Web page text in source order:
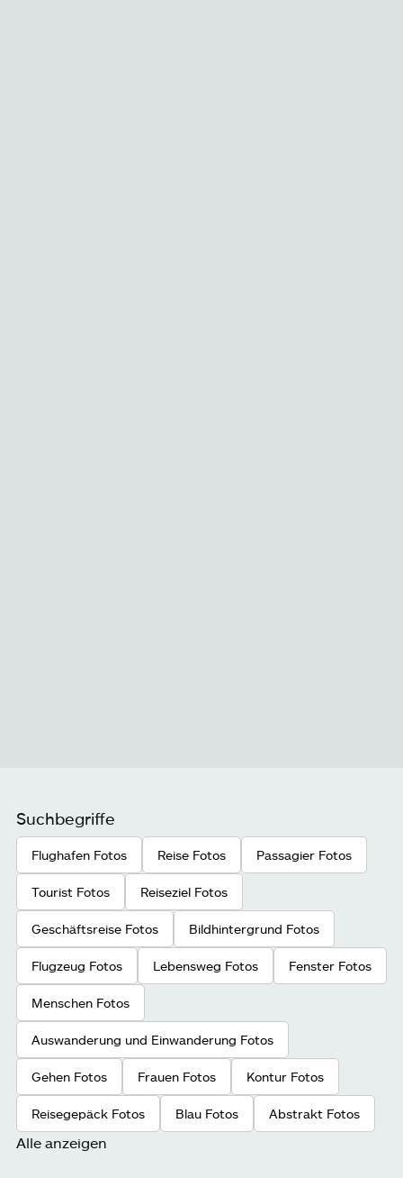
Suchbegriffe
Flughafen Fotos Reise Fotos Passagier Fotos
Tourist Fotos Reiseziel Fotos
Geschäftsreise Fotos Bildhintergrund Fotos
Flugzeug Fotos Lebensweg Fotos Fenster Fotos
Menschen Fotos
Auswanderung und Einwanderung Fotos
Gehen Fotos Frauen Fotos Kontur Fotos
Reisegepäck Fotos Blau Fotos Abstrakt Fotos
Alle anzeigen